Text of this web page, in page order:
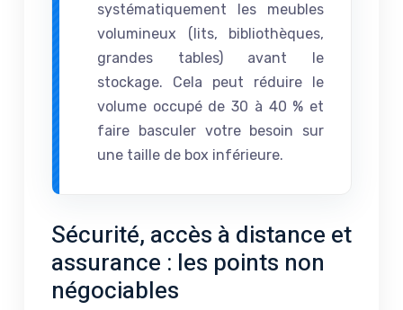
systématiquement les meubles
volumineux (lits, bibliothèques,
grandes tables) avant le
stockage. Cela peut réduire le
volume occupé de 30 à 40 % et
faire basculer votre besoin sur
une taille de box inférieure.
Sécurité, accès à distance et
assurance : les points non
négociables